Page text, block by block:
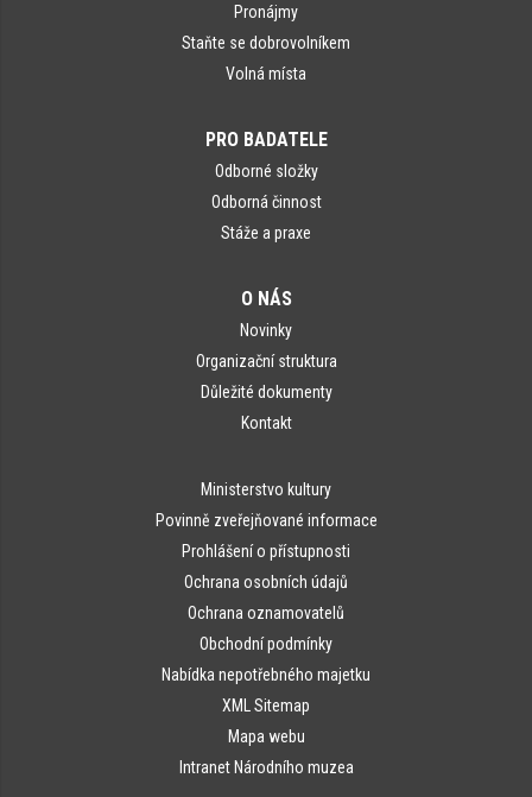
Pronájmy
Staňte se dobrovolníkem
Volná místa
PRO BADATELE
Odborné složky
Odborná činnost
Stáže a praxe
O NÁS
Novinky
Organizační struktura
Důležité dokumenty
Kontakt
Ministerstvo kultury
Povinně zveřejňované informace
Prohlášení o přístupnosti
Ochrana osobních údajů
Ochrana oznamovatelů
Obchodní podmínky
Nabídka nepotřebného majetku
XML Sitemap
Mapa webu
Intranet Národního muzea